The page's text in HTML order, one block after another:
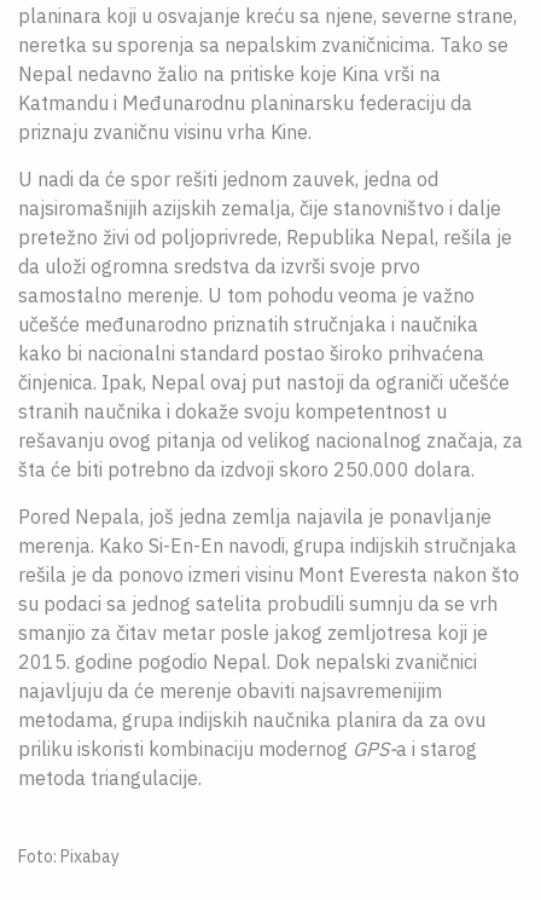
planinara koji u osvajanje kreću sa njene, severne strane,
neretka su sporenja sa nepalskim zvaničnicima. Tako se
Nepal nedavno žalio na pritiske koje Kina vrši na
Katmandu i Međunarodnu planinarsku federaciju da
priznaju zvaničnu visinu vrha Kine.
U nadi da će spor rešiti jednom zauvek, jedna od
najsiromašnijih azijskih zemalja, čije stanovništvo i dalje
pretežno živi od poljoprivrede, Republika Nepal, rešila je
da uloži ogromna sredstva da izvrši svoje prvo
samostalno merenje. U tom pohodu veoma je važno
učešće međunarodno priznatih stručnjaka i naučnika
kako bi nacionalni standard postao široko prihvaćena
činjenica. Ipak, Nepal ovaj put nastoji da ograniči učešće
stranih naučnika i dokaže svoju kompetentnost u
rešavanju ovog pitanja od velikog nacionalnog značaja, za
šta će biti potrebno da izdvoji skoro 250.000 dolara.
Pored Nepala, još jedna zemlja najavila je ponavljanje
merenja. Kako Si-En-En navodi, grupa indijskih stručnjaka
rešila je da ponovo izmeri visinu Mont Everesta nakon što
su podaci sa jednog satelita probudili sumnju da se vrh
smanjio za čitav metar posle jakog zemljotresa koji je
2015. godine pogodio Nepal. Dok nepalski zvaničnici
najavljuju da će merenje obaviti najsavremenijim
metodama, grupa indijskih naučnika planira da za ovu
priliku iskoristi kombinaciju modernog GPS-a i starog
metoda triangulacije.
Foto: Pixabay